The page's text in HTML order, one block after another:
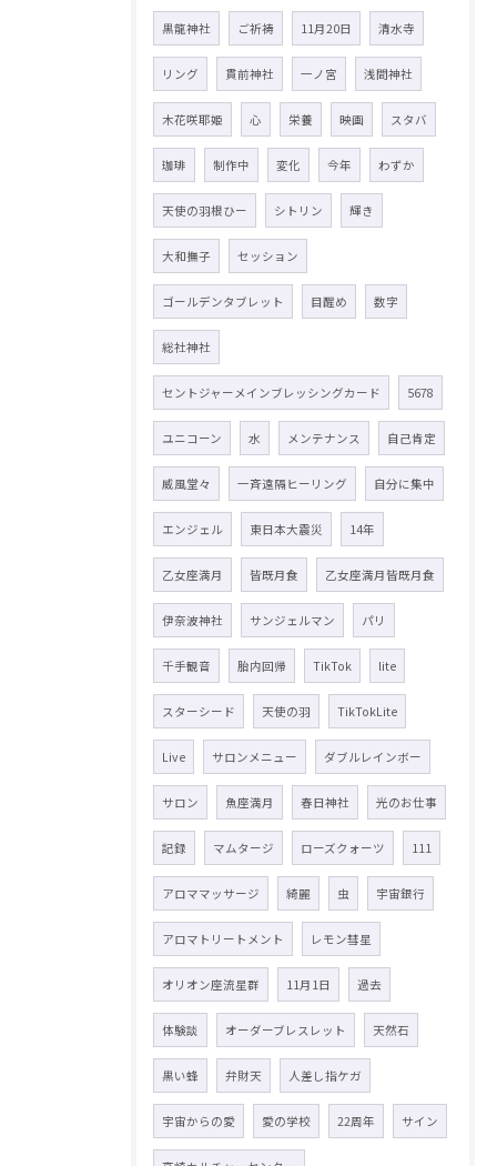
黒龍神社 ご祈祷 11月20日 清水寺
リング 貫前神社 一ノ宮 浅間神社
木花咲耶姫 心 栄養 映画 スタバ
珈琲 制作中 変化 今年 わずか
天使の羽根ひー シトリン 輝き
大和撫子 セッション
ゴールデンタブレット 目醒め 数字
総社神社
セントジャーメインブレッシングカード 5678
ユニコーン 水 メンテナンス 自己肯定
威風堂々 一斉遠隔ヒーリング 自分に集中
エンジェル 東日本大震災 14年
乙女座満月 皆既月食 乙女座満月皆既月食
伊奈波神社 サンジェルマン パリ
千手観音 胎内回帰 TikTok lite
スターシード 天使の羽 TikTokLite
Live サロンメニュー ダブルレインボー
サロン 魚座満月 春日神社 光のお仕事
記録 マムタージ ローズクォーツ 111
アロママッサージ 綺麗 虫 宇宙銀行
アロマトリートメント レモン彗星
オリオン座流星群 11月1日 過去
体験談 オーダーブレスレット 天然石
黒い蜂 弁財天 人差し指ケガ
宇宙からの愛 愛の学校 22周年 サイン